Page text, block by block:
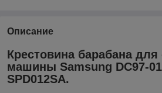
Описание
Крестовина барабана для
машины Samsung DC97-
SPD012SA.